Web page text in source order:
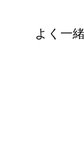
一般的な装飾品は
これはスターリン
よく一